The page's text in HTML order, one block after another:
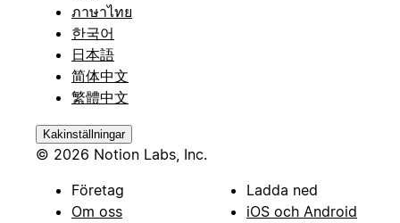
ภาษาไทย
한국어
日本語
简体中文
繁體中文
Kakinställningar
© 2026 Notion Labs, Inc.
Företag
Om oss
Ladda ned
iOS och Android